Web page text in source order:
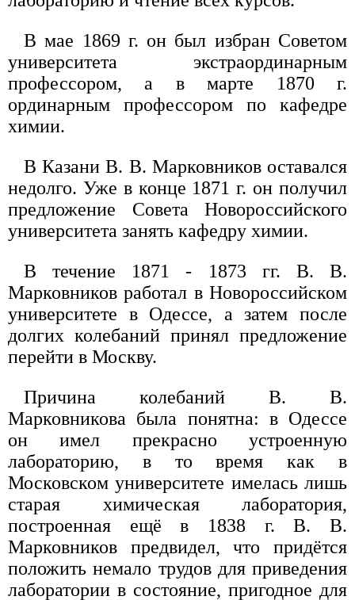
В мае 1869 г. он был избран Советом
университета экстраординарным
профессором, а в марте 1870 г.
ординарным профессором по кафедре
химии.
В Казани В. В. Марковников оставался
недолго. Уже в конце 1871 г. он получил
предложение Совета Новороссийского
университета занять кафедру химии.
В течение 1871 - 1873 гг. В. В.
Марковников работал в Новороссийском
университете в Одессе, а затем после
долгих колебаний принял предложение
перейти в Москву.
Причина колебаний В. В.
Марковникова была понятна: в Одессе
он имел прекрасно устроенную
лабораторию, в то время как в
Московском университете имелась лишь
старая химическая лаборатория,
построенная ещё в 1838 г. В. В.
Марковников предвидел, что придётся
положить немало трудов для приведения
лаборатории в состояние, пригодное для